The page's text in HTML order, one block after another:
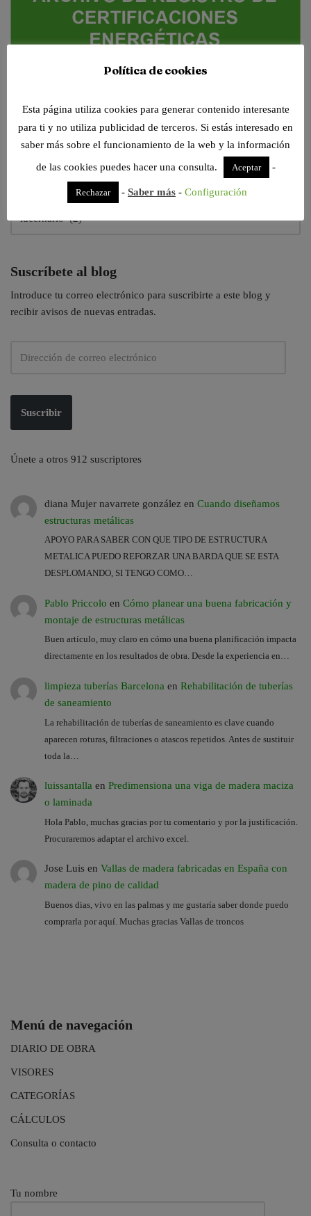
Tenemos nuevos visores de archivos online, siempre dispuestos para
trabajar contigo. Pruébalos!
Escribimos sobre todas estas categorías. Elige tu
temática favorita
Suscríbete al blog
Introduce tu correo electrónico para suscribirte a este blog y
recibir avisos de nuevas entradas.
Suscribir
Únete a otros 912 suscriptores
diana Mujer navarrete gonzález en Cuando diseñamos
estructuras metálicas
APOYO PARA SABER CON QUE TIPO DE ESTRUCTURA
METALICA PUEDO REFORZAR UNA BARDA QUE SE ESTA
DESPLOMANDO, SI TENGO COMO…
Pablo Priccolo en Cómo planear una buena fabricación y
montaje de estructuras metálicas
Buen artículo, muy claro en cómo una buena planificación impacta
directamente en los resultados de obra. Desde la experiencia en…
limpieza tuberías Barcelona en Rehabilitación de tuberías
de saneamiento
La rehabilitación de tuberías de saneamiento es clave cuando
aparecen roturas, filtraciones o atascos repetidos. Antes de sustituir
toda la…
luissantalla en Predimensiona una viga de madera maciza
o laminada
Hola Pablo, muchas gracias por tu comentario y por la justificación.
Procuraremos adaptar el archivo excel.
Jose Luis en Vallas de madera fabricadas en España con
madera de pino de calidad
Buenos dias, vivo en las palmas y me gustaría saber donde puedo
comprarla por aquí. Muchas gracias Vallas de troncos
Menú de navegación
DIARIO DE OBRA
VISORES
CATEGORÍAS
CÁLCULOS
Consulta o contacto
Tu nombre
Política de cookies
Esta página utiliza cookies para generar contenido interesante
para ti y no utiliza publicidad de terceros. Si estás interesado en
saber más sobre el funcionamiento de la web y la información
de las cookies puedes hacer una consulta.
Aceptar -
Rechazar - Saber más - Configuración